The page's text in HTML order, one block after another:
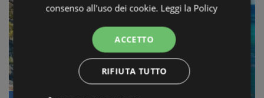
consenso all'uso dei cookie. Leggi la Policy
ACCETTO
RIFIUTA TUTTO